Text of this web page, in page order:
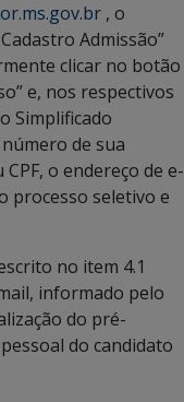
, o
Admissão”
clicar no botão
e, nos respectivos
Simplificado
de sua
o endereço de e-
processo seletivo e
no item 4.1
informado pelo
do pré-
do candidato